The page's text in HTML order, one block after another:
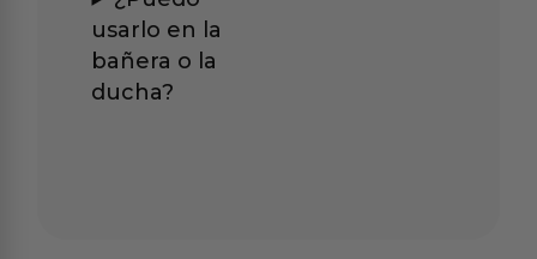
usarlo en la
bañera o la
ducha?